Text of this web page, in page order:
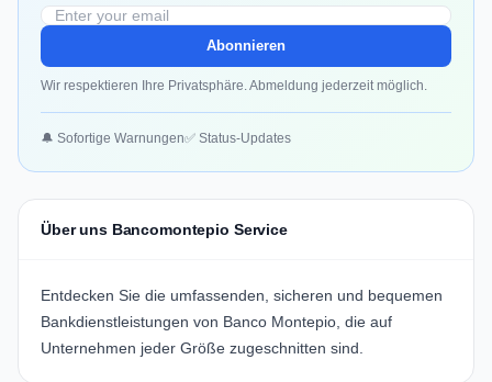
Abonnieren
Wir respektieren Ihre Privatsphäre. Abmeldung jederzeit möglich.
🔔 Sofortige Warnungen✅ Status-Updates
Über uns Bancomontepio Service
Entdecken Sie die umfassenden, sicheren und bequemen
Bankdienstleistungen von Banco Montepio, die auf
Unternehmen jeder Größe zugeschnitten sind.